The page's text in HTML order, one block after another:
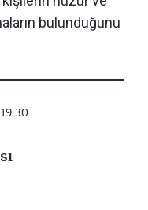
bulunduğunu